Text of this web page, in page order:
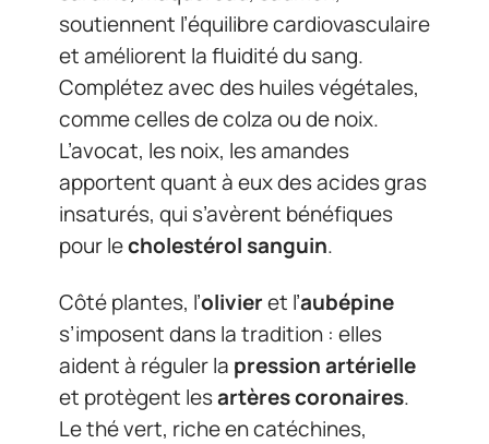
soutiennent l’équilibre cardiovasculaire
et améliorent la fluidité du sang.
Complétez avec des huiles végétales,
comme celles de colza ou de noix.
L’avocat, les noix, les amandes
apportent quant à eux des acides gras
insaturés, qui s’avèrent bénéfiques
pour lecholestérol sanguin.
Côté plantes, l’olivieret l’aubépine
s’imposent dans la tradition : elles
aident à réguler la pression artérielle
et protègent lesartères coronaires.
Le thé vert, riche en catéchines,